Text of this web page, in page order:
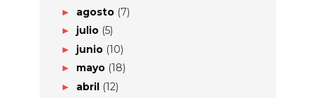
► agosto (7)
► julio (5)
► junio (10)
► mayo (18)
► abril (12)